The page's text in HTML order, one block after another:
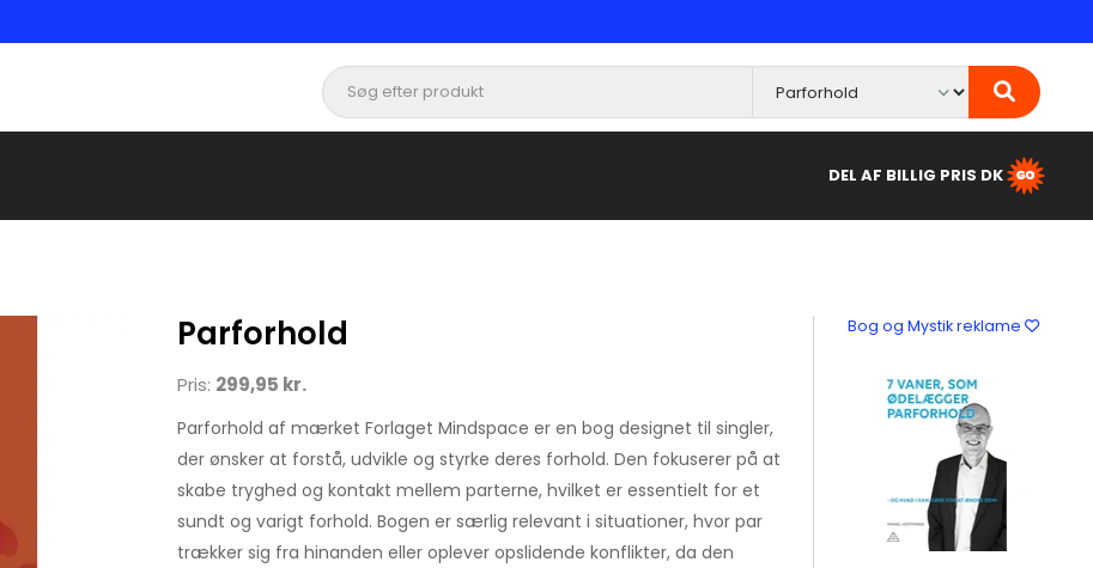
DEL AF BILLIG PRIS DK
Parforhold
Pris: 299,95 kr.
Parforhold af mærket Forlaget Mindspace er en bog designet til singler,
der ønsker at forstå, udvikle og styrke deres forhold. Den fokuserer på at
skabe tryghed og kontakt mellem parterne, hvilket er essentielt for et
sundt og varigt forhold. Bogen er særlig relevant i situationer, hvor par
trækker sig fra hinanden eller oplever opslidende konflikter, da den
Bog og Mystik reklame